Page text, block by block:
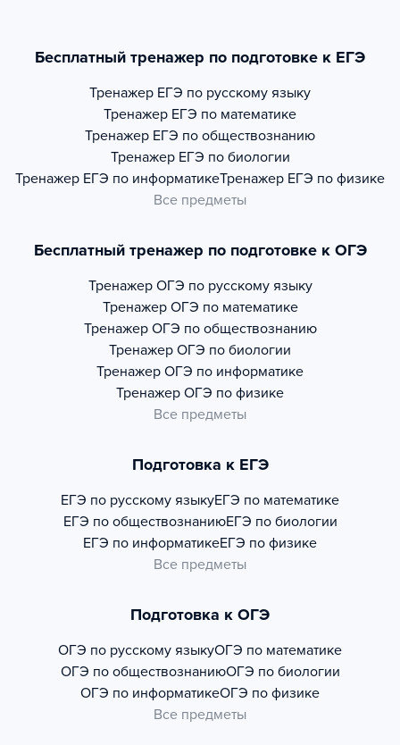
Бесплатный тренажер по подготовке к ЕГЭ
Тренажер ЕГЭ по русскому языку
Тренажер ЕГЭ по математике
Тренажер ЕГЭ по обществознанию
Тренажер ЕГЭ по биологии
Тренажер ЕГЭ по информатикеТренажер ЕГЭ по физике
Все предметы
Бесплатный тренажер по подготовке к ОГЭ
Тренажер ОГЭ по русскому языку
Тренажер ОГЭ по математике
Тренажер ОГЭ по обществознанию
Тренажер ОГЭ по биологии
Тренажер ОГЭ по информатике
Тренажер ОГЭ по физике
Все предметы
Подготовка к ЕГЭ
ЕГЭ по русскому языкуЕГЭ по математике
ЕГЭ по обществознаниюЕГЭ по биологии
ЕГЭ по информатикеЕГЭ по физике
Все предметы
Подготовка к ОГЭ
ОГЭ по русскому языкуОГЭ по математике
ОГЭ по обществознаниюОГЭ по биологии
ОГЭ по информатикеОГЭ по физике
Все предметы